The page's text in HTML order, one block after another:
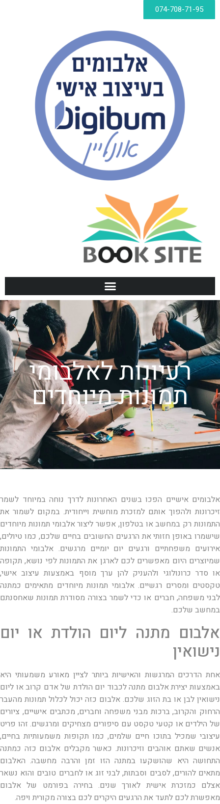
074-708-71-95
רעיונות לאלבומי
תמונות מיוחדים
אלבומים אישיים הפכו בשנים האחרונות לדרך נוחה במיוחד לשמר
זיכרונות ולהפוך אותם למזכרת מוחשית וייחודית. במקום לשמור את
התמונות רק במחשב או בטלפון, אפשר ליצור אלבומי תמונות מיוחדים
שישמרו באופן חזותי את הרגעים החשובים בחיים שלכם, כמו טיולים,
אירועים משפחתיים ורגעים יום יומיים מרגשים. אלבומי התמונות
שמיוצרים היום מאפשרים לכם לארגן את התמונות לפי נושא, תקופה
או סדר כרונולוגי ולהעניק להן ערך מוסף באמצעות עיצוב אישי,
טקסטים ומסרים רגשיים. אלבומי תמונות מיוחדים מתאימים כמתנה
לבני משפחה, חברים או כדי לשמר בצורה מסודרת תמונות שאחסנתם
במחשב שלכם.
אלבום מתנה ליום הולדת או יום
נישואין
אחת הדרכים המרגשות והאישיות ביותר לציין מאורע משמעותי היא
באמצעות יצירת אלבום מתנה לכבוד יום הולדת של אדם קרוב או ליום
נישואין לבן או בת הזוג שלכם. אלבום כזה יכול לכלול תמונות מהעבר
הרחוק והקרוב, ברכות מבני משפחה וחברים, מכתבים אישיים, ציורים
של הילדים או קטעי טקסט עם סיפורים מצחיקים ומרגשים. זהו פריט
עיצובי שמכיל בתוכו חיים שלמים, כמו תקופות משמעותיות בחיים,
אנשים שאתם אוהבים וזיכרונות. כאשר מקבלים אלבום כזה כמתנה
התחושה היא שהושקעו במתנה הזו זמן והרבה מחשבה. האלבום
מתאים להורים, לסבים וסבתות, לבני זוג או לחברים טובים והוא נשאר
אצלם כמזכרת אישית לאורך שנים. בחירה בפורמט של אלבום
מאפשרת לכם לתעד את הרגעים היקרים לכם בצורה מקורית ויפה.